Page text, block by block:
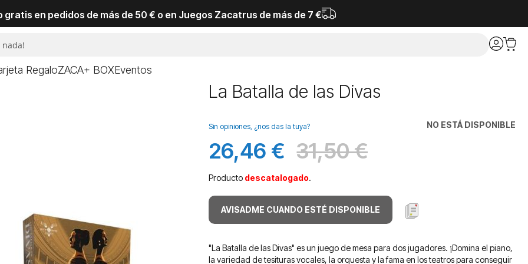
gratis en pedidos de más de 50 € o en Juegos Zacatrus de más de 7 €
RegaloZACA+ BOXEventos
La Batalla de las Divas
NO ESTÁ DISPONIBLE
Sin opiniones, ¿nos das la tuya?
Precio
especial
26,46 € Antes
31,50 €
Producto descatalogado.
AVISADME CUANDO ESTÉ DISPONIBLE
"La Batalla de las Divas" es un juego de mesa para dos jugadores. ¡Domina el piano,
la variedad de tesituras vocales, la orquesta y la fama en los teatros para conseguir